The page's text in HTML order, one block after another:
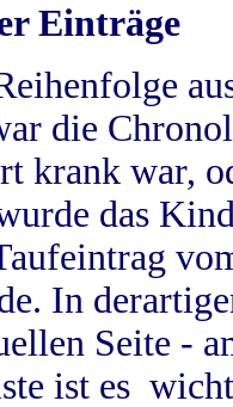
Einträge
die
krank war,
das
In
Seite -
ist es